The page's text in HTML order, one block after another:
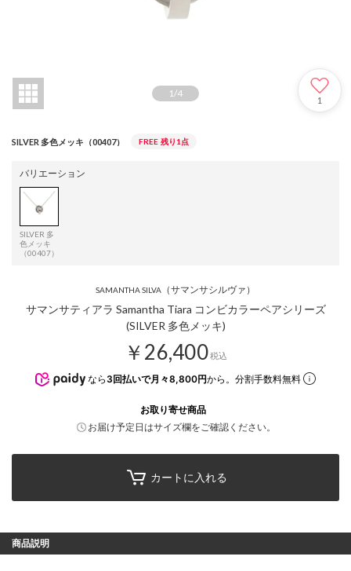
1/4
1
SILVER 多色メッキ（00407） FREE 残り1点
バリエーション
SILVER 多
色メッキ
（00407）
SAMANTHA SILVA （サマンサシルヴァ）
サマンサティアラ Samantha Tiara コンビカラーペアシリーズ
(SILVER 多色メッキ)
￥26,400税込
なら 3回払いで月々8,800円から。分割手数料無料
お取り寄せ商品
お届け予定日はサイズ欄をご確認ください。
カートに入れる
商品説明